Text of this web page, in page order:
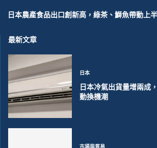
日本農產食品出口創新高，綠茶、鰤魚帶動上
最新文章
日本
日本冷氣出貨量增兩成
動換機潮
市場與貿易